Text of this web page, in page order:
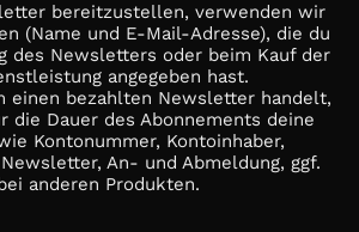
bereitzustellen, verwenden wir
(Name und E-Mail-Adresse), die du
des Newsletters oder beim Kauf der
angegeben hast.
einen bezahlten Newsletter handelt,
die Dauer des Abonnements deine
Kontonummer, Kontoinhaber,
An- und Abmeldung, ggf.
anderen Produkten.